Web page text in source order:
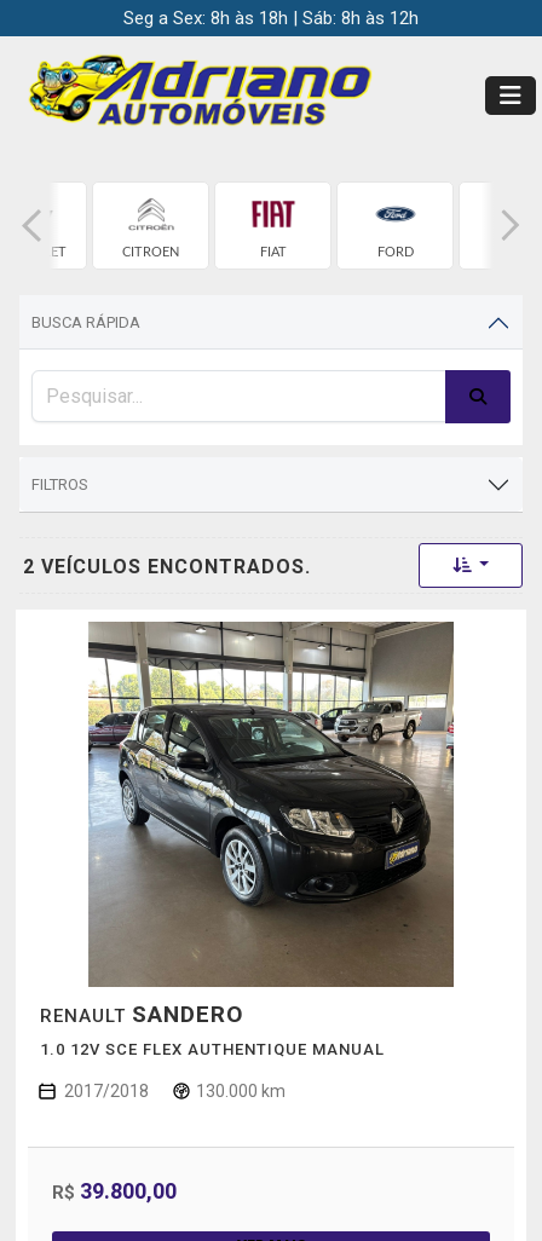
Seg a Sex: 8h às 18h | Sáb: 8h às 12h
CITROEN FIAT FORD
BUSCA RÁPIDA
FILTROS
2 VEÍCULOS ENCONTRADOS. Toggle
RENAULT SANDERO
1.0 12V SCE FLEX AUTHENTIQUE MANUAL
2017/2018 130.000 km
R$ 39.800,00